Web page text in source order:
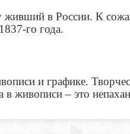
в России. К
го года.
и графике.
– это